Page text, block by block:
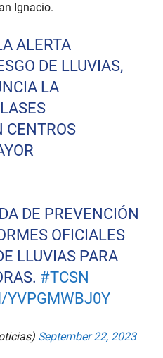
Ignacio.
ALERTA
DE LLUVIAS,
LA
CENTROS
DE PREVENCIÓN
OFICIALES
LLUVIAS PARA
#TCSN
YVPGMWBJ0Y
September 22, 2023